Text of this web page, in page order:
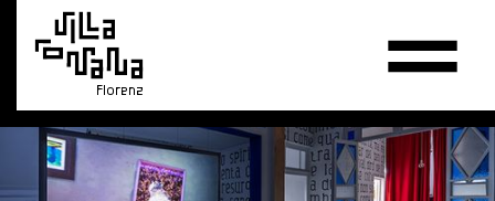
Florenz